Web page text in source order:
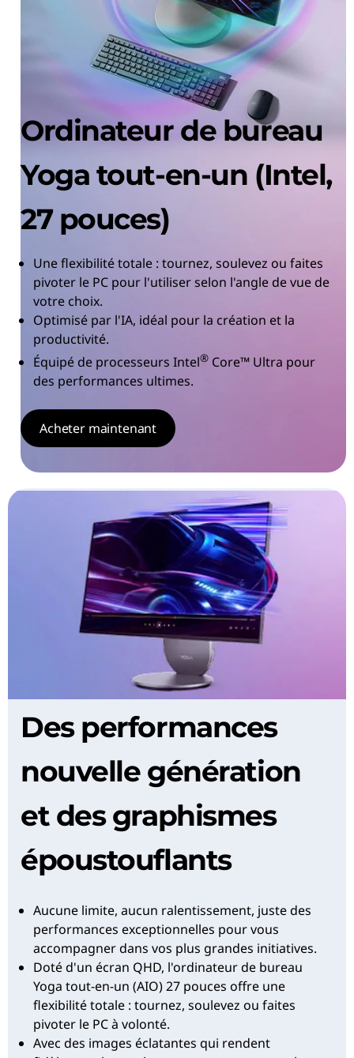
Ordinateur de bureau
Yoga tout-en-un (Intel,
27 pouces)
Une flexibilité totale : tournez, soulevez ou faites
pivoter le PC pour l'utiliser selon l'angle de vue de
votre choix.
Optimisé par l'IA, idéal pour la création et la
productivité.
Équipé de processeurs Intel® Core™ Ultra pour
des performances ultimes.
Acheter maintenant
Des performances
nouvelle génération
et des graphismes
époustouflants
Aucune limite, aucun ralentissement, juste des
performances exceptionnelles pour vous
accompagner dans vos plus grandes initiatives.
Doté d'un écran QHD, l'ordinateur de bureau
Yoga tout-en-un (AIO) 27 pouces offre une
flexibilité totale : tournez, soulevez ou faites
pivoter le PC à volonté.
Avec des images éclatantes qui rendent